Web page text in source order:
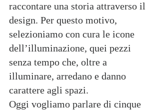
raccontare una storia attraverso il
design. Per questo motivo,
selezioniamo con cura le icone
dell’illuminazione, quei pezzi
senza tempo che, oltre a
illuminare, arredano e danno
carattere agli spazi.
Oggi vogliamo parlare di cinque